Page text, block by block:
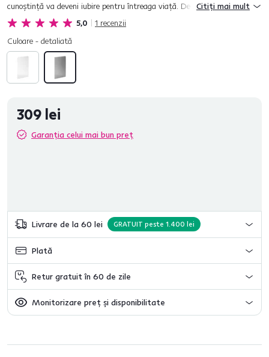
5,0 1 recenzii
cunoştinţă va deveni iubire pentru întreaga viaţă. De mobila de bucătărie
Aurora vă veţi îndrăgosti la prima vedere. Luciul extra...
Citiți mai mult
Culoare - detaliată
309 lei
Garanția celui mai bun preț
Livrare de la 60 lei GRATUIT peste 1.400 lei
Plată
Retur gratuit în 60 de zile
Monitorizare preț și disponibilitate